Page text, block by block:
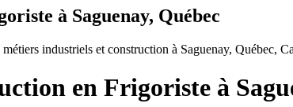
à Saguenay, Québec
industriels et construction à Saguenay, Québec,
en Frigoriste à